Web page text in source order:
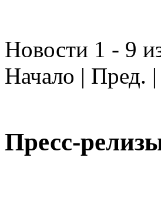
Новости 1 - 9
Начало | Пред. |
Пресс-